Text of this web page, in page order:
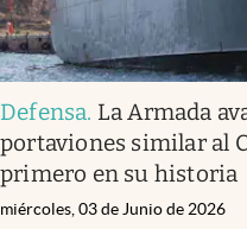
Defensa. La Armada
portaviones similar al
primero en su historia
miércoles, 03 de Junio de 2026